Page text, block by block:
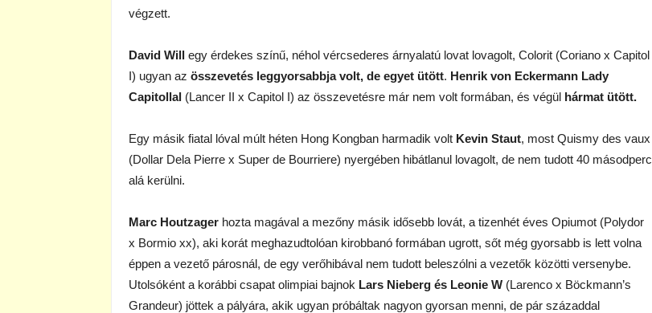
végzett.
David Will egy érdekes színű, néhol vércsederes árnyalatú lovat lovagolt, Colorit (Coriano x Capitol
I) ugyan az összevetés leggyorsabbja volt, de egyet ütött. Henrik von Eckermann Lady
Capitollal (Lancer II x Capitol I) az összevetésre már nem volt formában, és végül hármat ütött.
Egy másik fiatal lóval múlt héten Hong Kongban harmadik volt Kevin Staut, most Quismy des vaux
(Dollar Dela Pierre x Super de Bourriere) nyergében hibátlanul lovagolt, de nem tudott 40 másodperc
alá kerülni.
Marc Houtzager hozta magával a mezőny másik idősebb lovát, a tizenhét éves Opiumot (Polydor
x Bormio xx), aki korát meghazudtolóan kirobbanó formában ugrott, sőt még gyorsabb is lett volna
éppen a vezető párosnál, de egy verőhibával nem tudott beleszólni a vezetők közötti versenybe.
Utolsóként a korábbi csapat olimpiai bajnok Lars Nieberg és Leonie W (Larenco x Böckmann’s
Grandeur) jöttek a pályára, akik ugyan próbáltak nagyon gyorsan menni, de pár századdal